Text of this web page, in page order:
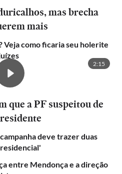
mas brecha
mais
Veja como ficaria seu holerite
2:15
que a PF suspeitou de
deve trazer duas
entre Mendonça e a direção